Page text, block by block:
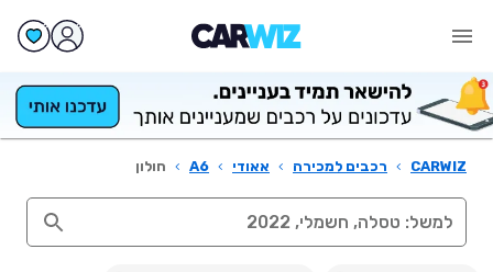
CARWIZ
› רכבים למכירה › אאודי ›
A6
› חולון